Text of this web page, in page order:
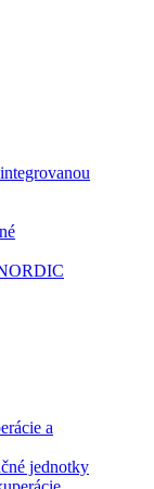
a
jednotky